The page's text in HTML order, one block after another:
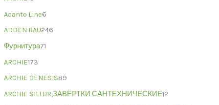
Acanto Line6
ADDEN BAU246
Фурнитура71
ARCHIE173
ARCHIE GENESIS89
ARCHIE SILLUR,ЗАВЁРТКИ САНТЕХНИЧЕСКИЕ12